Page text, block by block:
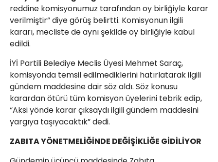
reddine komisyonumuz tarafından oy birliğiyle karar
verilmiştir” diye görüş belirtti. Komisyonun ilgili
kararı, mecliste de aynı şekilde oy birliğiyle kabul
edildi.
İYİ Partili Belediye Meclis Üyesi Mehmet Saraç,
komisyonda temsil edilmediklerini hatırlatarak ilgili
gündem maddesine dair söz aldı. Söz konusu
karardan ötürü tüm komisyon üyelerini tebrik edip,
“Aksi yönde karar çıksaydı ilgili gündem maddesini
yargıya taşıyacaktık” dedi.
ZABITA YÖNETMELİĞİNDE DEĞİŞİKLİĞE GİDİLİYOR